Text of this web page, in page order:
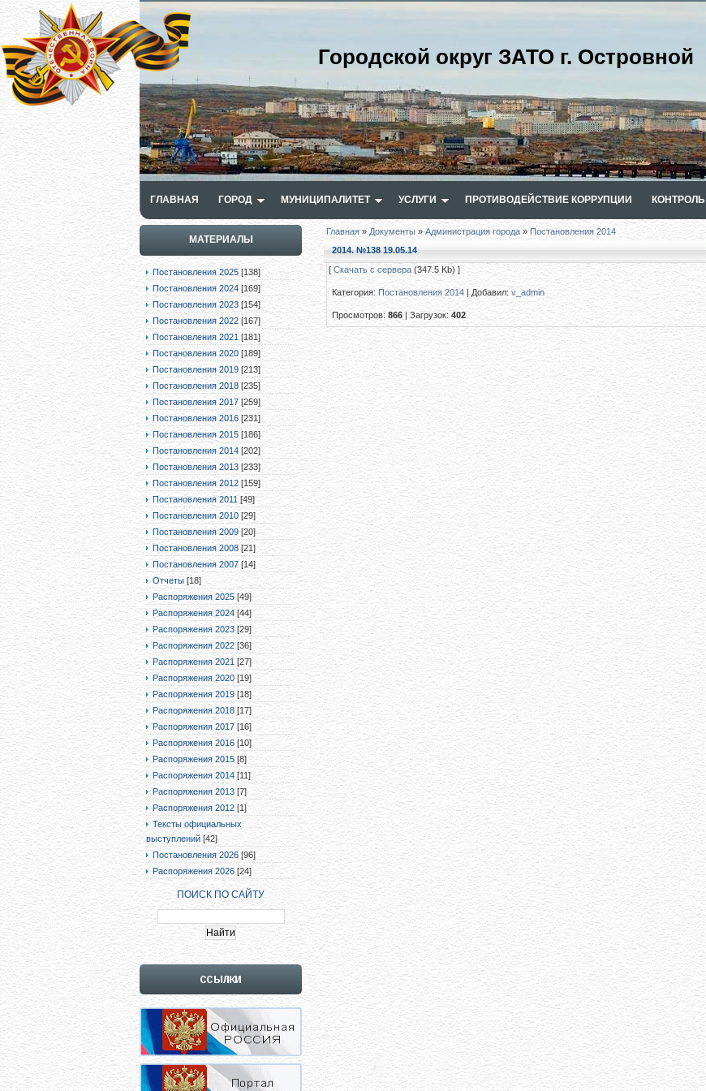
Городской округ ЗАТО г. Островной
ГЛАВНАЯ ГОРОД МУНИЦИПАЛИТЕТ УСЛУГИ ПРОТИВОДЕЙСТВИЕ КОРРУПЦИИ КОНТРОЛЬ
МАТЕРИАЛЫ
Постановления 2025 [138]
Постановления 2024 [169]
Постановления 2023 [154]
Постановления 2022 [167]
Постановления 2021 [181]
Постановления 2020 [189]
Постановления 2019 [213]
Постановления 2018 [235]
Постановления 2017 [259]
Постановления 2016 [231]
Постановления 2015 [186]
Постановления 2014 [202]
Постановления 2013 [233]
Постановления 2012 [159]
Постановления 2011 [49]
Постановления 2010 [29]
Постановления 2009 [20]
Постановления 2008 [21]
Постановления 2007 [14]
Отчеты [18]
Распоряжения 2025 [49]
Распоряжения 2024 [44]
Распоряжения 2023 [29]
Распоряжения 2022 [36]
Распоряжения 2021 [27]
Распоряжения 2020 [19]
Распоряжения 2019 [18]
Распоряжения 2018 [17]
Распоряжения 2017 [16]
Распоряжения 2016 [10]
Распоряжения 2015 [8]
Распоряжения 2014 [11]
Распоряжения 2013 [7]
Распоряжения 2012 [1]
Тексты официальных
выступлений [42]
Постановления 2026 [96]
Распоряжения 2026 [24]
ПОИСК ПО САЙТУ
Главная »Документы »Администрация города» Постановления 2014
2014. №138 19.05.14
[ Скачать с сервера(347.5 Kb) ]
Категория:Постановления 2014 |Добавил:v_admin
Просмотров:866 |Загрузок: 402